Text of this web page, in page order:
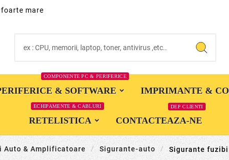
mare
& SOFTWARE
COMPONENTE PC & PERIFERICE
IMPRIMANTE &
RETELISTICA
ECHIPAMENTE & CABLURI
CONTACTEAZA-NE
DEP CLIENTI
Auto & Amplificatoare Sigurante-auto Sigurante